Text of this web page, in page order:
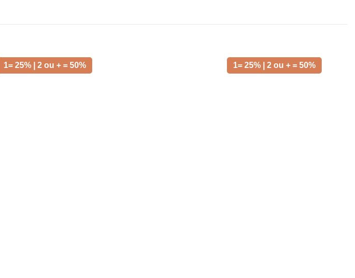
1= 25% | 2 ou + = 50% 1= 25% | 2 ou + = 50%